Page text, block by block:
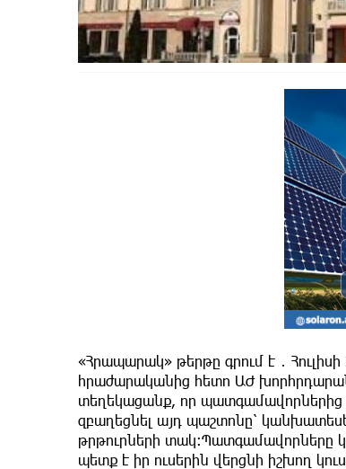
«Հրապարակ» թերթը գրում է ․
հրաժարականից հետո ԱԺ
տեղեկացանք, որ պատգամավորներից
զբաղեցնել այդ պաշտոնը՝
թրթուրների տակ։Պատգամավորները
պետք է իր ուսերին վերցնի իշխող